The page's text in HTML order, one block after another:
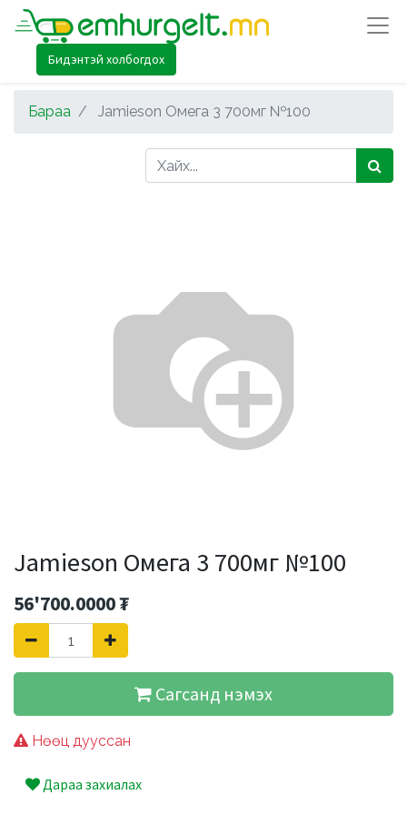
Бидэнтэй холбогдох
Бараа Jamieson Омега 3 700мг №100
Jamieson Омега 3 700мг №100
56'700.0000₮
Сагсанд нэмэх
Нөөц дууссан
Дараа захиалах